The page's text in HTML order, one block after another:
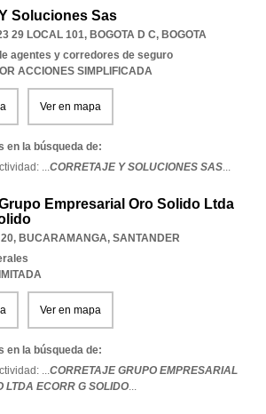
Soluciones Sas
29 LOCAL 101, BOGOTA D C, BOGOTA
agentes y corredores de seguro
ACCIONES SIMPLIFICADA
Ver en mapa
en la búsqueda de:
...CORRETAJE Y SOLUCIONES SAS...
Empresarial Oro Solido Ltda
, BUCARAMANGA, SANTANDER
Ver en mapa
en la búsqueda de:
...CORRETAJE GRUPO EMPRESARIAL
LTDA ECORR G SOLIDO...